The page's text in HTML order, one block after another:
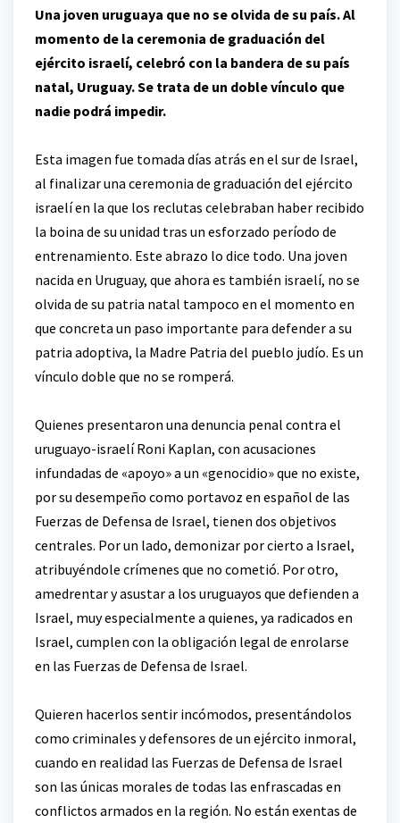
Una joven uruguaya que no se olvida de su país. Al
momento de la ceremonia de graduación del
ejército israelí, celebró con la bandera de su país
natal, Uruguay. Se trata de un doble vínculo que
nadie podrá impedir.
Esta imagen fue tomada días atrás en el sur de Israel,
al finalizar una ceremonia de graduación del ejército
israelí en la que los reclutas celebraban haber recibido
la boina de su unidad tras un esforzado período de
entrenamiento. Este abrazo lo dice todo. Una joven
nacida en Uruguay, que ahora es también israelí, no se
olvida de su patria natal tampoco en el momento en
que concreta un paso importante para defender a su
patria adoptiva, la Madre Patria del pueblo judío. Es un
vínculo doble que no se romperá.
Quienes presentaron una denuncia penal contra el
uruguayo-israelí Roni Kaplan, con acusaciones
infundadas de «apoyo» a un «genocidio» que no existe,
por su desempeño como portavoz en español de las
Fuerzas de Defensa de Israel, tienen dos objetivos
centrales. Por un lado, demonizar por cierto a Israel,
atribuyéndole crímenes que no cometió. Por otro,
amedrentar y asustar a los uruguayos que defienden a
Israel, muy especialmente a quienes, ya radicados en
Israel, cumplen con la obligación legal de enrolarse
en las Fuerzas de Defensa de Israel.
Quieren hacerlos sentir incómodos, presentándolos
como criminales y defensores de un ejército inmoral,
cuando en realidad las Fuerzas de Defensa de Israel
son las únicas morales de todas las enfrascadas en
conflictos armados en la región. No están exentas de